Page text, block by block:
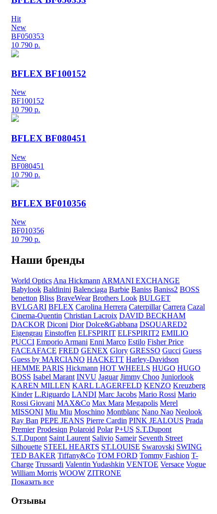
Hit
New
BF050353
10 790 р.
BFLEX BF100152
New
BF100152
10 790 р.
BFLEX BF080451
New
BF080451
10 790 р.
BFLEX BF010356
New
BF010356
10 790 р.
Наши бренды
World Optics Ana Hickmann ARMANI EXCHANGE
Babylook Baldinini Balenciaga Barbie Baniss Baniss2 BOSS
benetton Bliss BraveWear Brothers Look BULGET
BVLGARI BFLEX Carolina Herrera Caterpillar Carrera Cazal
Cinema-Quentin Christian Lacroix DAVID BECKHAM
DACKOR Diconi Dior Dolce&Gabbana DSQUARED2
Eigengrau Einstoffen ELFSPIRIT ELFSPIRIT2 EMILIO
PUCCI Emporio Armani Enni Marco Estilo Fisher Price
FACEAFACE FRED GENEX Glory GRESSO Gucci Guess
Guess by MARCIANO HACKETT Harley-Davidson
HEMME PARIS Hickmann HOT WHEELS HUGO HUGO
BOSS Isabel Marant INVU Jaguar Jimmy Choo Juniorlook
KAREN MILLEN KARL LAGERFELD KENZO Kreuzberg
Kinder L.Riguardo LANDI Marc Jacobs Mario Rossi Mario
Rossi Giovani MAX&Co Max Mara Megapolis Merel
MISSONI Miu Miu Moschino Montblanc Nano Nao Neolook
Ray Ban PEPE JEANS Pierre Cardin PINK JEALOUS Prada
Premier Prodesiqn Polaroid Polar P+US S.T.Dupont
S.T.Dupont Saint Laurent Salivio Sameir Seventh Street
Silhouette STEEL HEARTS ST.LOUISE Swarovski SWING
TED BAKER Tiffany&Co TOM FORD Tommy Fashion T-
Charge Trussardi Valentin Yudashkin VENTOE Versace Vogue
William Morris WOOW ZITRONE
Показать все
Отзывы